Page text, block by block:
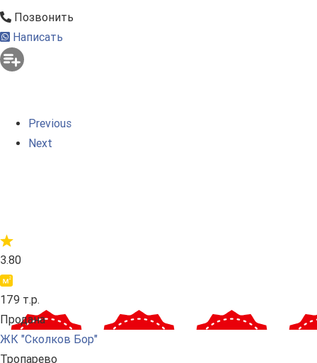
Позвонить
Написать
Previous
Next
3.80
179 т.р.
Продана
ЖК "Сколков Бор"
Тропарево